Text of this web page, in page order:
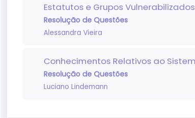
Estatutos e Grupos Vulnerabilizados
Resolução de Questões
Alessandra Vieira
Conhecimentos Relativos ao
Resolução de Questões
Luciano Lindemann